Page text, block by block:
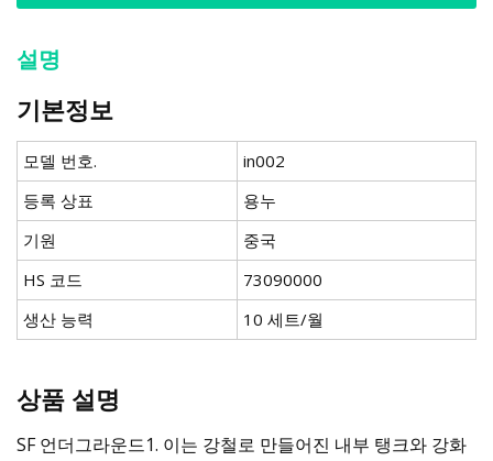
설명
기본정보
모델 번호.
in002
등록 상표
용누
기원
중국
HS 코드
73090000
생산 능력
10 세트/월
상품 설명
SF 언더그라운드1. 이는 강철로 만들어진 내부 탱크와 강화